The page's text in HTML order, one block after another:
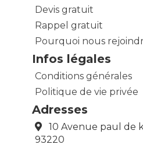
Devis gratuit
Rappel gratuit
Pourquoi nous
Infos légales
Conditions générales
Politique de vie privée
Adresses
10 Avenue paul de
93220